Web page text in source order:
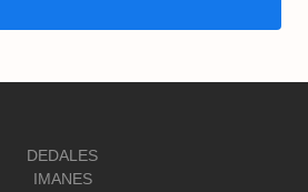
DEDALES
IMANES